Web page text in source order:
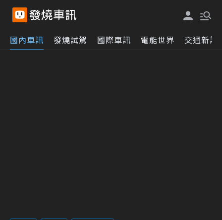
國內車訊 發燒試駕 國際車訊 電能世界 交通新訊